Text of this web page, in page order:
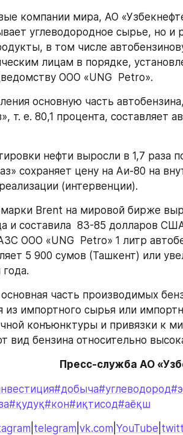
компании мира, АО
углеводородное сырье, но и
в том числе
лицам в порядке,
ООО «UNG  Рetro».
основную часть
т. е. 80,1 процента, составляет
нефти выросли в 1,7 раза
сохраняет цену на Аи-80 на
(интервенции).
Brent на мировой бирже
и составила  83-85 долларов США
ООО «UNG  Рetro» 1 литр
5 900 сумов (Ташкент) или
часть производимых
импортного сырья или
конъюнктуры и привязки к
вид бензина относительно
Пресс-служба АО
#добыча#углеводород
#қудуқ#кон#иқтисод#аёқш
telegram vk.com YouTube